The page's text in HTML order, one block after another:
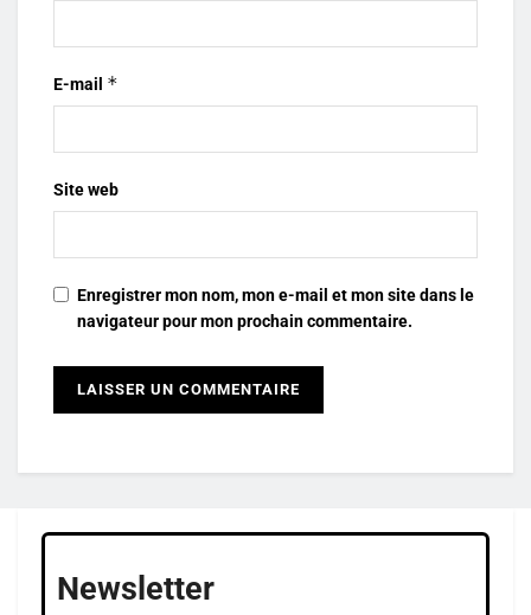
E-mail *
Site web
Enregistrer mon nom, mon e-mail et mon site dans le
navigateur pour mon prochain commentaire.
Newsletter